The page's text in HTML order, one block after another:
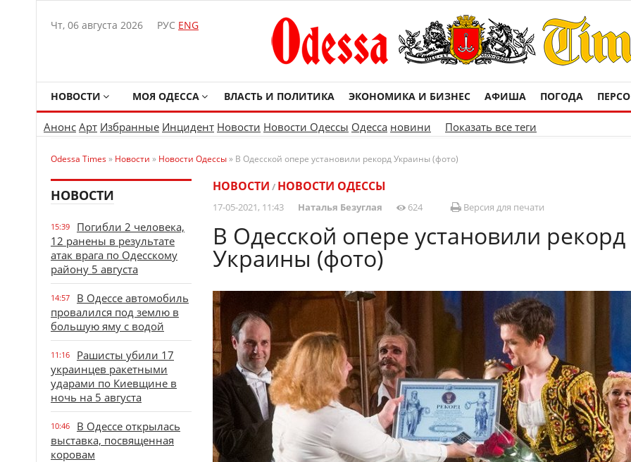
Чт, 06 августа 2026 РУС ENG
НОВОСТИ МОЯ ОДЕССА ВЛАСТЬ И ПОЛИТИКА ЭКОНОМИКА И БИЗНЕС АФИША ПОГОДА
Анонс Арт Избранные Инцидент Новости Новости Одессы Одесса новини Показать все теги
Odessa Times» Новости » Новости Одессы» В Одесской опере установили рекорд Украины (фото)
НОВОСТИ
15:39
Погибли 2 человека,
12 ранены в результате
атак врага по Одесскому
району 5 августа
14:57
В Одессе автомобиль
провалился под землю в
большую яму с водой
11:16
Рашисты убили 17
украинцев ракетными
ударами по Киевщине в
ночь на 5 августа
10:46
В Одессе открылась
выставка, посвященная
коровам
НОВОСТИ / НОВОСТИ ОДЕССЫ
17-05-2021, 11:43 Наталья Безуглая 624 Версия для печати
В Одесской опере установили рекорд
Украины (фото)